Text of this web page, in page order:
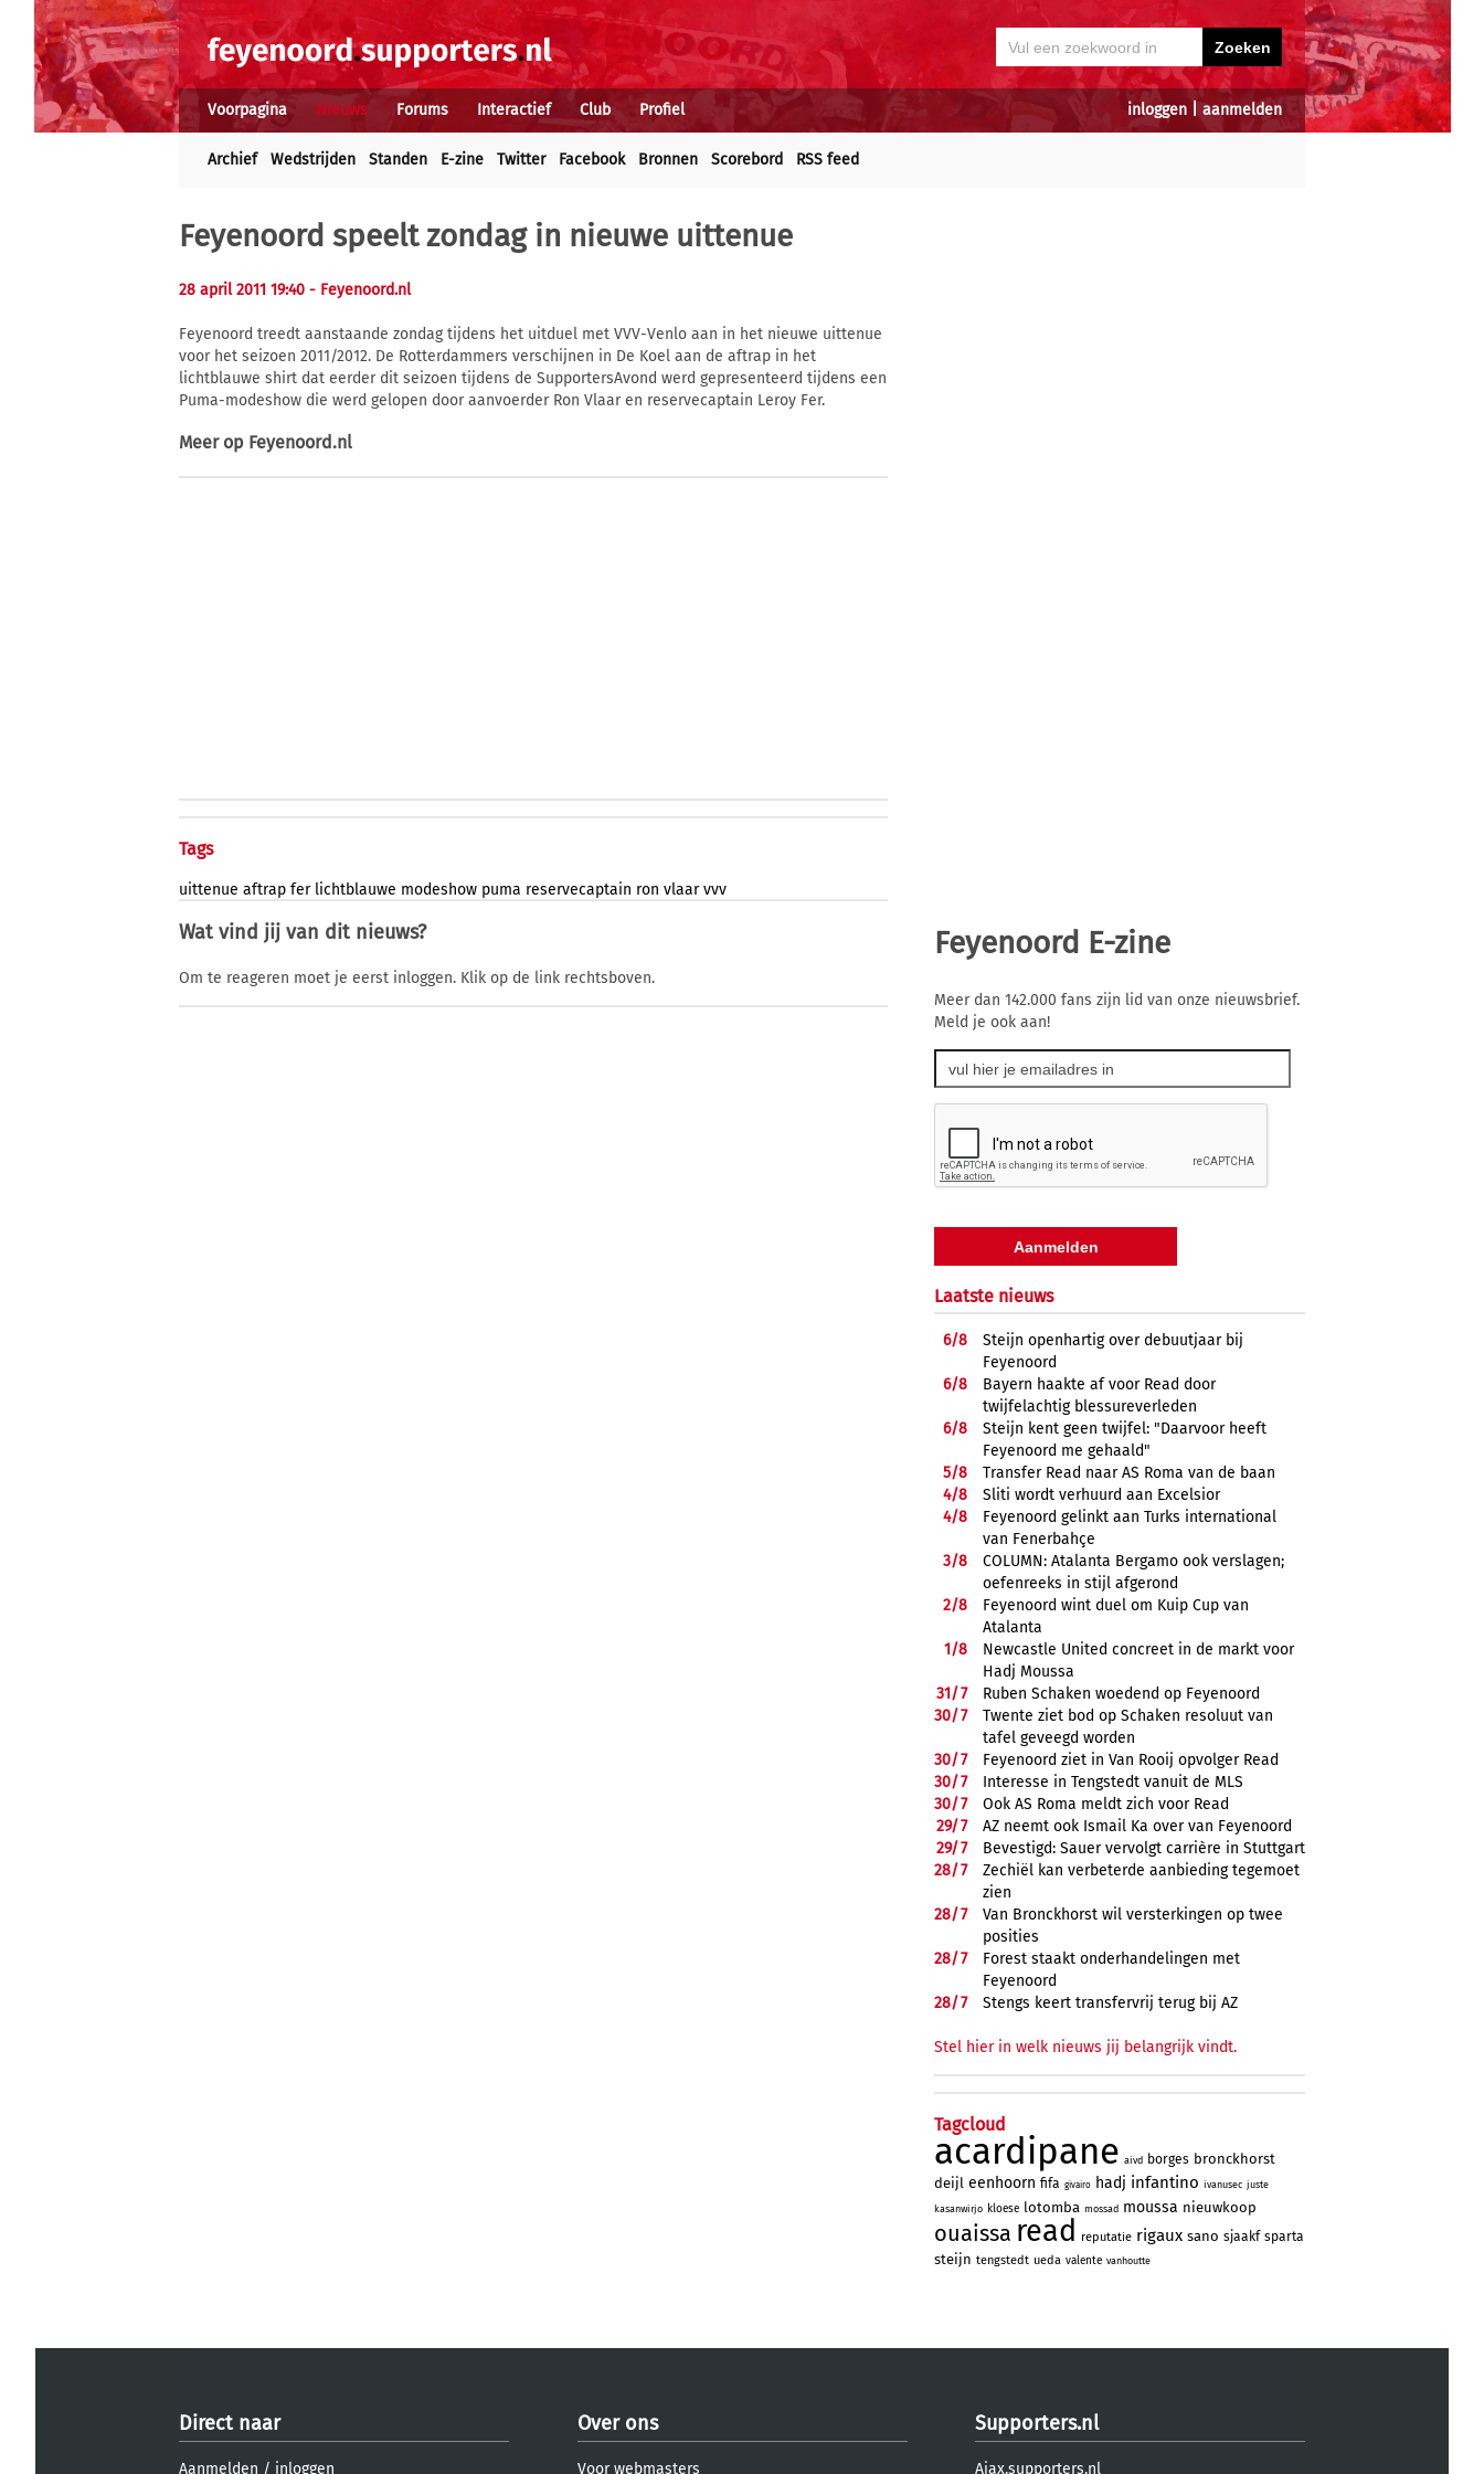
inloggen aanmelden
Voorpagina Nieuws Forums Interactief Club Profiel
Archief Wedstrijden Standen E-zine Twitter Facebook Bronnen Scorebord RSS feed
Feyenoord speelt zondag in nieuwe uittenue
28 april 2011 19:40 - Feyenoord.nl
Feyenoord treedt aanstaande zondag tijdens het uitduel met VVV-Venlo aan in het nieuwe uittenue
voor het seizoen 2011/2012. De Rotterdammers verschijnen in De Koel aan de aftrap in het
lichtblauwe shirt dat eerder dit seizoen tijdens de SupportersAvond werd gepresenteerd tijdens een
Puma-modeshow die werd gelopen door aanvoerder Ron Vlaar en reservecaptain Leroy Fer.
Meer op Feyenoord.nl
Tags
uittenue aftrap fer lichtblauwe modeshow puma reservecaptain ron vlaar vvv
Wat vind jij van dit nieuws?
Om te reageren moet je eerst inloggen. Klik op de link rechtsboven.
Feyenoord E-zine
Meer dan 142.000 fans zijn lid van onze nieuwsbrief.
Meld je ook aan!
Laatste nieuws
6/8
Steijn openhartig over debuutjaar bij
Feyenoord
6/8
Bayern haakte af voor Read door
twijfelachtig blessureverleden
6/8
Steijn kent geen twijfel: "Daarvoor heeft
Feyenoord me gehaald"
5/8
Transfer Read naar AS Roma van de baan
4/8
Sliti wordt verhuurd aan Excelsior
4/8
Feyenoord gelinkt aan Turks international
van Fenerbahçe
3/8
COLUMN: Atalanta Bergamo ook verslagen;
oefenreeks in stijl afgerond
2/8
Feyenoord wint duel om Kuip Cup van
Atalanta
1/8
Newcastle United concreet in de markt voor
Hadj Moussa
31/7
Ruben Schaken woedend op Feyenoord
30/7
Twente ziet bod op Schaken resoluut van
tafel geveegd worden
30/7
Feyenoord ziet in Van Rooij opvolger Read
30/7
Interesse in Tengstedt vanuit de MLS
30/7
Ook AS Roma meldt zich voor Read
29/7
AZ neemt ook Ismail Ka over van Feyenoord
29/7
Bevestigd: Sauer vervolgt carrière in Stuttgart
28/7
Zechiël kan verbeterde aanbieding tegemoet
zien
28/7
Van Bronckhorst wil versterkingen op twee
posities
28/7
Forest staakt onderhandelingen met
Feyenoord
28/7 Stengs keert transfervrij terug bij AZ
Stel hier in welk nieuws jij belangrijk vindt.
Tagcloud
acardipane aivd borges bronckhorst
deijl eenhoorn fifa givairo hadj infantino ivanusec juste
kasanwirjo kloese lotomba mossad moussa nieuwkoop
ouaissa read reputatie rigaux sano sjaakf sparta
steijn tengstedt ueda valente vanhoutte
Direct naar
Aanmelden / inloggen
Over ons
Voor webmasters
Supporters.nl
Ajax.supporters.nl